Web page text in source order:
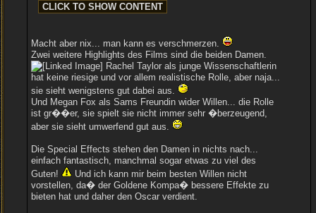
Macht aber nix... man kann es verschmerzen.
Zwei weitere Highlights des Films sind die beiden Damen.
Rachel Taylor als junge Wissenschaftlerin
hat keine riesige und vor allem realistische Rolle, aber naja...
sie sieht wenigstens gut dabei aus.
Und Megan Fox als Sams Freundin wider Willen... die Rolle
ist gr��er, sie spielt sie nicht immer sehr �berzeugend,
aber sie sieht umwerfend gut aus.
Die Special Effects stehen den Damen in nichts nach...
einfach fantastisch, manchmal sogar etwas zu viel des
Guten!
Und ich kann mir beim besten Willen nicht
vorstellen, da� der Goldene Kompa� bessere Effekte zu
bieten hat und daher den Oscar verdient.